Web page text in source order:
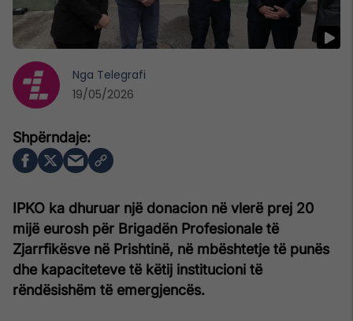
IPKO ka dhuruar një donacion në vlerë prej 20
mijë eurosh për Brigadën Profesionale të
Zjarrfikësve në Prishtinë, në mbështetje të punës
dhe kapaciteteve të këtij institucioni të
rëndësishëm të emergjencës.
Nga Telegrafi
19/05/2026